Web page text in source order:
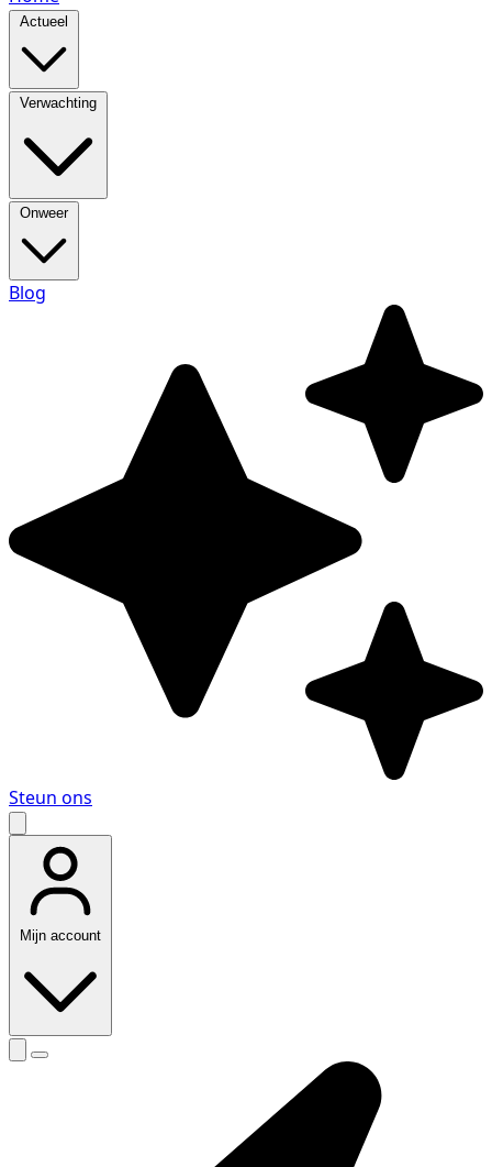
Actueel
Verwachting
Onweer
Blog
Steun ons
Mijn account